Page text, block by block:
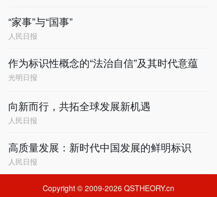
“家事”与“国事”
人民日报
作为标识性概念的“法治自信”及其时代意蕴
光明日报
向新而行，共拓全球发展新机遇
人民日报
高质量发展：新时代中国发展的鲜明标识
人民日报
Copyright © 2009-2026 QSTHEORY.cn